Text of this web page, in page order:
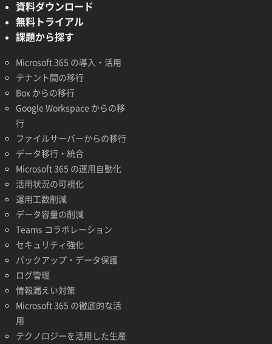
資料ダウンロード
無料トライアル
課題から探す
Microsoft 365 の導入・活用
テナント間の移行
Box からの移行
Google Workspace からの移
行
ファイルサーバーからの移行
データ移行・統合
Microsoft 365 の運用自動化
活用状況の可視化
運用工数削減
データ容量の削減
Teams コラボレーション
セキュリティ強化
バックアップ・データ保護
ログ管理
情報漏えい対策
Microsoft 365 の徹底的な活
用
テクノロジーを活用した生産